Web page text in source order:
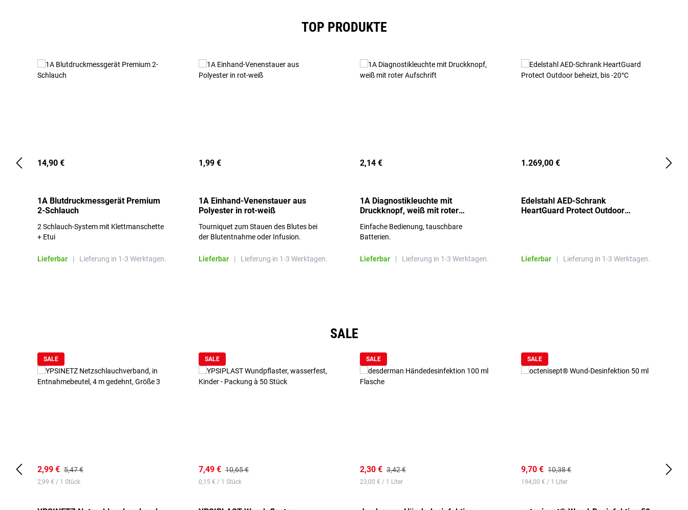
TOP PRODUKTE
14,90 €
1A Blutdruckmessgerät Premium
2-Schlauch
2 Schlauch-System mit Klettmanschette
+ Etui
Lieferbar | Lieferung in 1-3 Werktagen.
1,99 €
1A Einhand-Venenstauer aus
Polyester in rot-weiß
Tourniquet zum Stauen des Blutes bei
der Blutentnahme oder Infusion.
Lieferbar | Lieferung in 1-3 Werktagen.
2,14 €
1A Diagnostikleuchte mit
Druckknopf, weiß mit roter
Einfache Bedienung, tauschbare
Batterien.
Lieferbar | Lieferung in 1-3 Werktagen.
1.269,00 €
Edelstahl AED-Schrank
HeartGuard Protect Outdoor
Lieferbar | Lieferung in 1-3 Werktagen.
SALE
SALE
2,99 € 5,47 €
2,99 € / 1 Stück
SALE
7,49 € 10,65 €
0,15 € / 1 Stück
SALE
2,30 € 3,42 €
23,00 € / 1 Liter
SALE
9,70 € 10,38 €
194,00 € / 1 Liter